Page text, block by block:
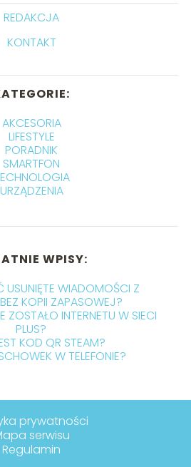
REDAKCJA
KONTAKT
AKCESORIA
LIFESTYLE
PORADNIK
SMARTFON
URZĄDZENIA
WPISY:
USUNIĘTE WIADOMOŚCI Z
KOPII ZAPASOWEJ?
ZOSTAŁO INTERNETU W SIECI
PLUS?
KOD QR STEAM?
W TELEFONIE?
prywatności
serwisu
Regulamin